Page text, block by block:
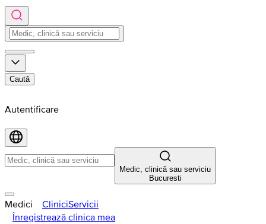
Caută
Autentificare
Medic, clinică sau serviciu
Bucuresti
Medici CliniciServicii
Înregistrează clinica mea